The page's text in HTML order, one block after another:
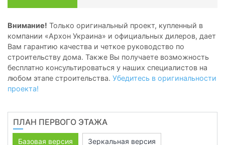
Внимание! Только оригинальный проект, купленный в
компании «Архон Украина» и официальных дилеров, дает
Вам гарантию качества и четкое руководство по
строительству дома. Также Вы получаете возможность
бесплатно консультироваться у наших специалистов на
любом этапе строительства. Убедитесь в оригинальности
проекта!
ПЛАН ПЕРВОГО ЭТАЖА
Базовая версия
Зеркальная версия